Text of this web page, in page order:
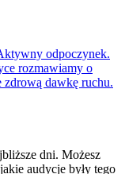
odpoczynek.
rozmawiamy o
zdrową dawkę ruchu.
dni. Możesz
audycje były tego